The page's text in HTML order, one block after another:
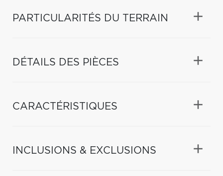
PARTICULARITÉS DU TERRAIN
DÉTAILS DES PIÈCES
CARACTÉRISTIQUES
INCLUSIONS & EXCLUSIONS